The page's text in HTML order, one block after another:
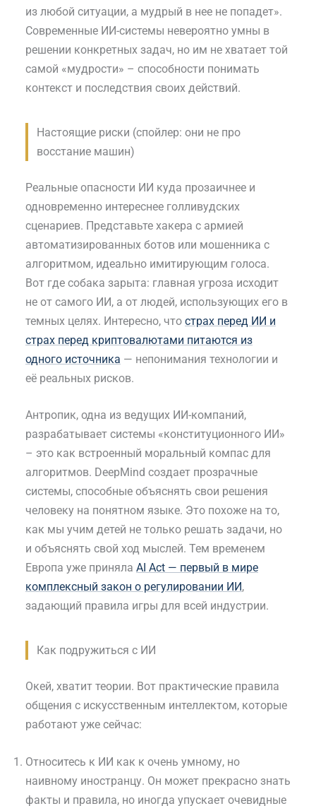
из любой ситуации, а мудрый в нее не попадет».
Современные ИИ-системы невероятно умны в
решении конкретных задач, но им не хватает той
самой «мудрости» – способности понимать
контекст и последствия своих действий.
Настоящие риски (спойлер: они не про
восстание машин)
Реальные опасности ИИ куда прозаичнее и
одновременно интереснее голливудских
сценариев. Представьте хакера с армией
автоматизированных ботов или мошенника с
алгоритмом, идеально имитирующим голоса.
Вот где собака зарыта: главная угроза исходит
не от самого ИИ, а от людей, использующих его в
темных целях. Интересно, что страх перед ИИ и
страх перед криптовалютами питаются из
одного источника — непонимания технологии и
её реальных рисков.
Антропик, одна из ведущих ИИ-компаний,
разрабатывает системы «конституционного ИИ»
– это как встроенный моральный компас для
алгоритмов. DeepMind создает прозрачные
системы, способные объяснять свои решения
человеку на понятном языке. Это похоже на то,
как мы учим детей не только решать задачи, но
и объяснять свой ход мыслей. Тем временем
Европа уже приняла AI Act — первый в мире
комплексный закон о регулировании ИИ,
задающий правила игры для всей индустрии.
Как подружиться с ИИ
Окей, хватит теории. Вот практические правила
общения с искусственным интеллектом, которые
работают уже сейчас:
Относитесь к ИИ как к очень умному, но
наивному иностранцу. Он может прекрасно знать
факты и правила, но иногда упускает очевидные